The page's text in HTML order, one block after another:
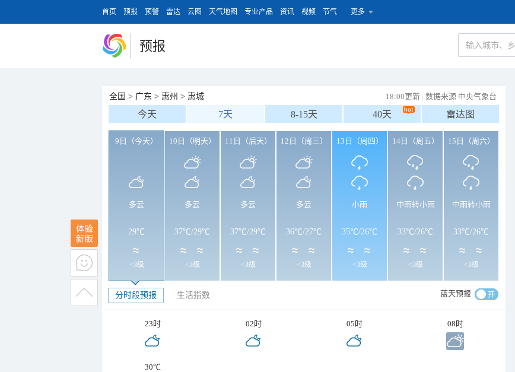
首页 预报 预警 雷达 云图 天气地图 专业产品 资讯 视频 节气 更多
预报
全国 > 广东 > 惠州 > 惠城 18:00更新 | 数据来源 中央气象台
今天 7天 8-15天 40天 雷达图
9日（今天）
多云
29℃
<3级
10日（明天）
多云
37℃/29℃
<3级
11日（后天）
多云
37℃/29℃
<3级
12日（周三）
多云
36℃/27℃
<3级
13日（周四）
小雨
35℃/26℃
<3级
14日（周五）
中雨转小雨
33℃/26℃
<3级
15日（周六）
中雨转小雨
33℃/26℃
<3级
分时段预报 生活指数 蓝天预报
23时 02时 05时 08时
30℃